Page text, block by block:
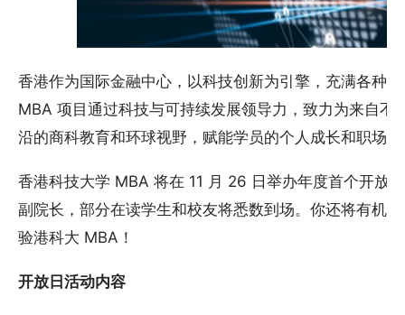
香港作为国际金融中心，以科技创新为引擎，充满各种
MBA 项目通过科技与可持续发展领导力，致力为来自不
沿的商科教育和环球视野，赋能学员的个人成长和职场
香港科技大学 MBA 将在 11 月 26 日举办年度首个开放
副院长，部分在读学生和校友将悉数到场。你还将有机
验港科大 MBA！
开放日活动内容